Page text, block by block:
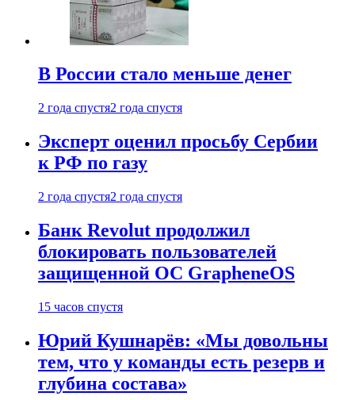
В России стало меньше денег
2 года спустя2 года спустя
Эксперт оценил просьбу Сербии
к РФ по газу
2 года спустя2 года спустя
Банк Revolut продолжил
блокировать пользователей
защищенной ОС GrapheneOS
15 часов спустя
Юрий Кушнарёв: «Мы довольны
тем, что у команды есть резерв и
глубина состава»